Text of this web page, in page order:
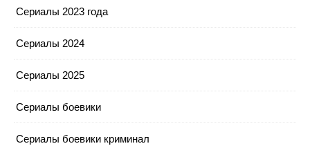
Сериалы 2023 года
Сериалы 2024
Сериалы 2025
Сериалы боевики
Сериалы боевики криминал